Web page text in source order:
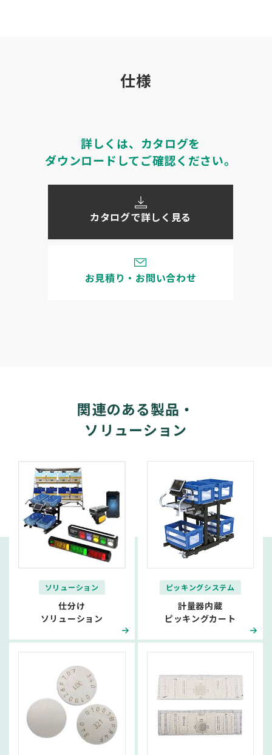
仕様
詳しくは、カタログを
ダウンロードしてご確認ください。
カタログで詳しく見る
お見積り・お問い合わせ
関連のある製品・
ソリューション
ソリューション
仕分け
ソリューション
ピッキングシステム
計量器内蔵
ピッキングカート